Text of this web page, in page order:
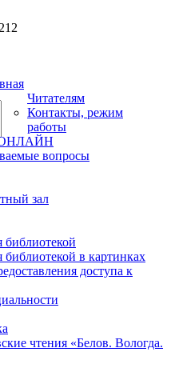
Читателям
Контакты, режим
работы
ОНЛАЙН
вопросы
зал
библиотекой
в картинках
доступа к
чтения «Белов. Вологда.